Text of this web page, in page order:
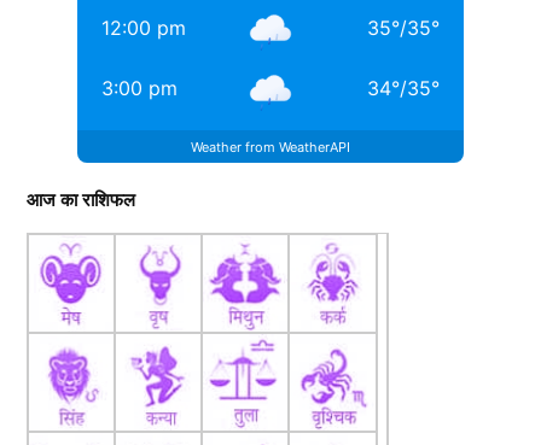
12:00 pm 35°/35°
3:00 pm 34°/35°
Weather from WeatherAPI
आज का राशिफल